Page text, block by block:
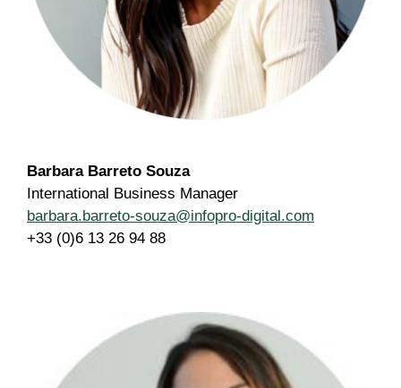
Barbara Barreto Souza
International Business Manager
barbara.barreto-souza@infopro-digital.com
+33 (0)6 13 26 94 88